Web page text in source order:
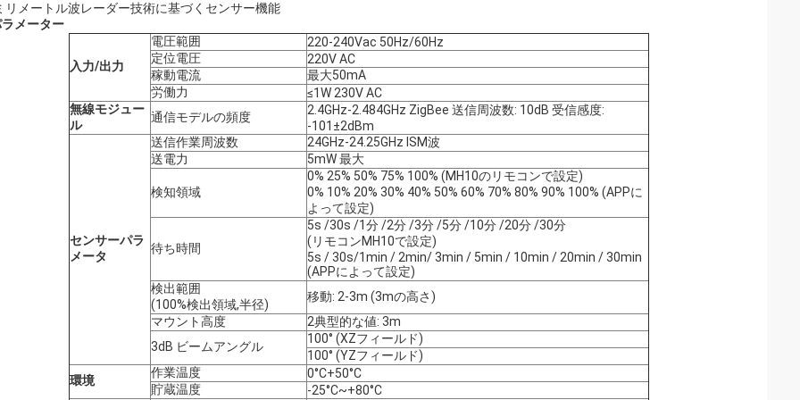
リメートル波レーダー技術に基づくセンサー機能
メーター
入力/出力
電圧範囲
220-240Vac 50Hz/60Hz
定位電圧
220V AC
稼動電流
最大50mA
労働力
≤1W 230V AC
無線モジュー
ル
通信モデルの頻度
2.4GHz-2.484GHz ZigBee 送信周波数: 10dB 受信感度:
-101±2dBm
センサーパラ
メータ
送信作業周波数
24GHz-24.25GHz ISM波
送電力
5mW 最大
検知領域
0% 25% 50% 75% 100% (MH10のリモコンで設定)
0% 10% 20% 30% 40% 50% 60% 70% 80% 90% 100% (APPに
よって設定)
待ち時間
5s /30s /1分 /2分 /3分 /5分 /10分 /20分 /30分
(リモコンMH10で設定)
5s / 30s/1min / 2min/ 3min / 5min / 10min / 20min / 30min
(APPによって設定)
検出範囲
(100%検出領域,半径)
移動: 2-3m (3mの高さ)
マウント高度
2典型的な値: 3m
3dB ビームアングル
100° (XZフィールド)
100° (YZフィールド)
環境
作業温度
0°C+50°C
貯蔵温度
-25°C~+80°C